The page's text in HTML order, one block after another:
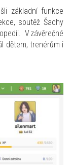
základní funkce
soutěž Šachy
V závěrečné
dětem, trenérům i